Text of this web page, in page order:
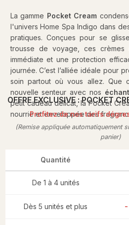
La gamme Pocket Cream
l'univers Home Spa Indigo dans
pratiques. Conçues pour se
trousse de voyage, ces crèmes
immédiate et une protection
journée. C’est l’alliée idéale pour
soin partout où vous allez. Que
nouvelle senteur avec nos
petit cadeau délicat, la Pocket
nourrie et enveloppée des
OFFRE EXCLUSIVE : POCKET
Profitez de nos tarifs
(Remise appliquée automatiquement
panier)
Quantité
De 1 à 4 unités
Dès 5 unités et plus